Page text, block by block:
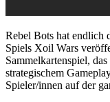
Rebel Bots hat endlich
Spiels Xoil Wars
Sammelkartenspiel,
strategischem
Spieler/innen auf der